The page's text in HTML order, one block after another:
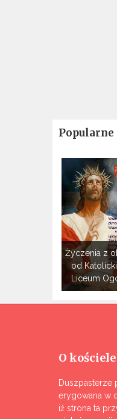
Życzenia z
od
Liceum
O kościele
Duszpasterze
erygowana w
iż strona ta